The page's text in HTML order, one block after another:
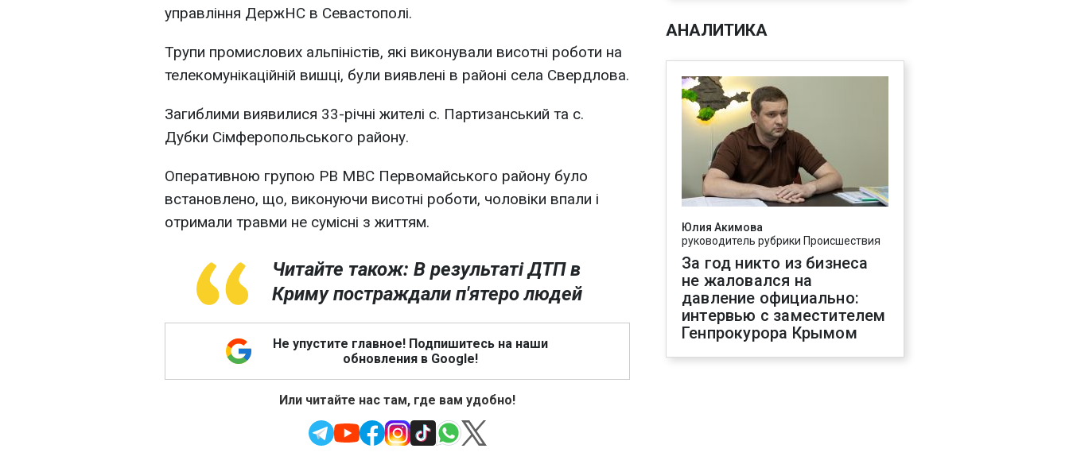
управління ДержНС в Севастополі.
Трупи промислових альпіністів, які виконували висотні роботи на
телекомунікаційній вишці, були виявлені в районі села Свердлова.
Загиблими виявилися 33-річні жителі с. Партизанський та с.
Дубки Сімферопольського району.
Оперативною групою РВ МВС Первомайського району було
встановлено, що, виконуючи висотні роботи, чоловіки впали і
отримали травми не сумісні з життям.
Читайте також: В результаті ДТП в
Криму постраждали п'ятеро людей
Не упустите главное! Подпишитесь на наши
обновления в Google!
Или читайте нас там, где вам удобно!
АНАЛИТИКА
Юлия Акимова
руководитель рубрики Происшествия
За год никто из бизнеса
не жаловался на
давление официально:
интервью с заместителем
Генпрокурора Крымом